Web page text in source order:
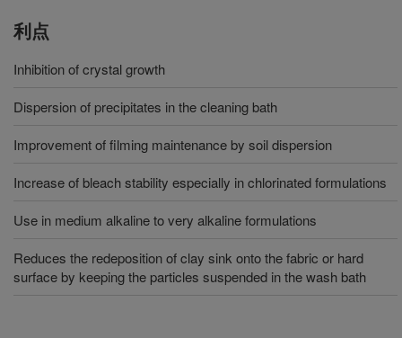
利点
Inhibition of crystal growth
Dispersion of precipitates in the cleaning bath
Improvement of filming maintenance by soil dispersion
Increase of bleach stability especially in chlorinated formulations
Use in medium alkaline to very alkaline formulations
Reduces the redeposition of clay sink onto the fabric or hard
surface by keeping the particles suspended in the wash bath